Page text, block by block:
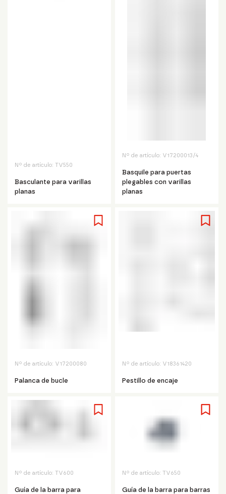
Nº de artículo: TV550
Basculante para varillas
planas
Nº de artículo: V17200013/4
Basquile para puertas
plegables con varillas
planas
Nº de artículo: V17200080
Palanca de bucle
Nº de artículo: V18361420
Pestillo de encaje
Nº de artículo: TV600
Guía de la barra para
Nº de artículo: TV650
Guía de la barra para barras